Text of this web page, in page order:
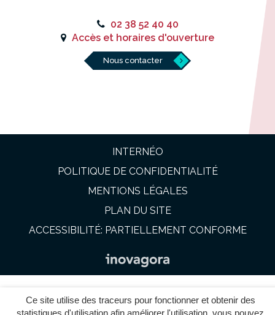
Ce site utilise des traceurs pour fonctionner et obtenir des
statistiques d'utilisation afin améliorer l'utilisation, vous pouvez
02 38 52 40 40
Accès et horaires d'ouverture
Nous contacter
INTERNÉO
POLITIQUE DE CONFIDENTIALITÉ
MENTIONS LÉGALES
PLAN DU SITE
ACCESSIBILITÉ: PARTIELLEMENT CONFORME